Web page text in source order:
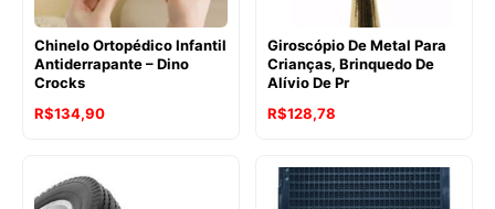
Chinelo Ortopédico Infantil
Antiderrapante – Dino
Crocks
R$134,90
Giroscópio De Metal Para
Crianças, Brinquedo De
Alívio De Pr
R$128,78